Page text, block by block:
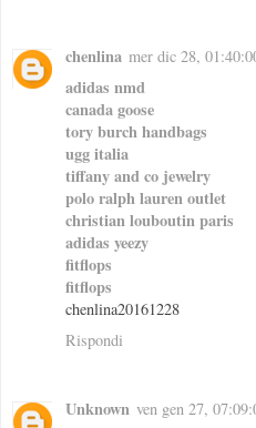
chenlina mer dic 28,
adidas nmd
canada goose
tory burch handbags
ugg italia
tiffany and co jewelry
polo ralph lauren outlet
christian louboutin paris
adidas yeezy
fitflops
fitflops
chenlina20161228
Rispondi
Unknown ven gen 27,